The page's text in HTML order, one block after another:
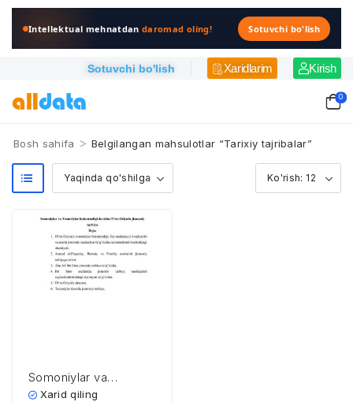
Intellektual mehnatdandaromad oling! Sotuvchi bo'lish
Sotuvchi bo'lish Xaridlarim Kirish
0
Bosh sahifa > Belgilangan mahsulotlar “Tarixiy tajribalar”
Somoniylar va
Temuriylar hukmronligi
Xarid qiling